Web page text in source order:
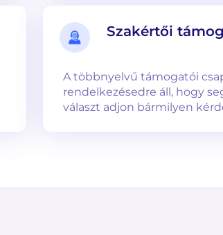
Szakértői
A többnyelvű támogatói
rendelkezésedre áll, hogy
választ adjon bármilyen